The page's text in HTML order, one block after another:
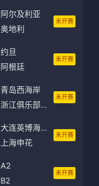
阿尔及利亚
奥地利
未开赛
约旦
阿根廷
未开赛
青岛西海岸
浙江俱乐部绿城
未开赛
大连英博海发
上海申花
未开赛
A2
B2
未开赛